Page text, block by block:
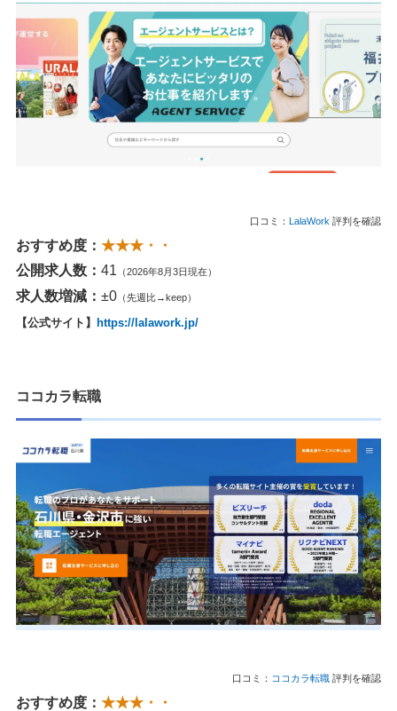
口コミ： LalaWork 評判を確認
おすすめ度： ★★★・・
公開求人数： 41 （2026年8月3日現在）
求人数増減： ±0 （先週比→keep）
【公式サイト】 https://lalawork.jp/
ココカラ転職
口コミ： ココカラ転職 評判を確認
おすすめ度： ★★★・・